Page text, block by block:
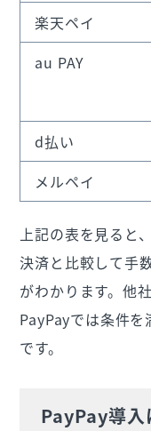
楽天ペイ
au PAY
d払い
メルペイ
上記の表を見ると
決済と比較して手
がわかります。他
PayPayでは条件
です。
PayPay導入